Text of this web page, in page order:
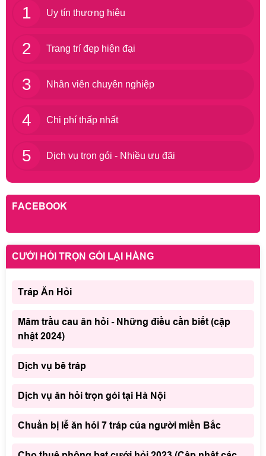
1 Uy tín thương hiệu
2 Trang trí đẹp hiện đại
3 Nhân viên chuyên nghiệp
4 Chi phí thấp nhất
5 Dịch vụ trọn gói - Nhiều ưu đãi
FACEBOOK
CƯỚI HỎI TRỌN GÓI LẠI HẰNG
Tráp Ăn Hỏi
Mâm trầu cau ăn hỏi - Những điều cần biết (cập
nhật 2024)
Dịch vụ bê tráp
Dịch vụ ăn hỏi trọn gói tại Hà Nội
Chuẩn bị lễ ăn hỏi 7 tráp của người miền Bắc